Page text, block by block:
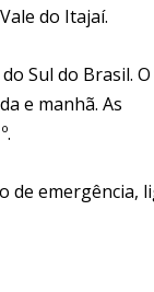
do Itajaí.
Sul do Brasil. O
e manhã. As
de emergência,